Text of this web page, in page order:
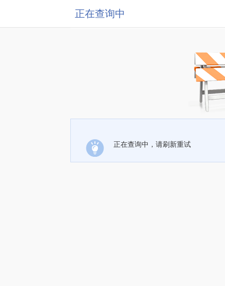
正在查询中
正在查询中，请刷新重试